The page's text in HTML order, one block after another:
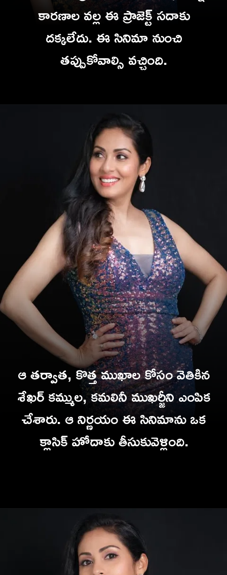
కారణాల వల్ల ఈ ప్రాజెక్ట్ సదాకు
దక్కలేదు. ఈ సినిమా నుంచి
ఆ తర్వాత, కొత్త ముఖాల కోసం వెతికిన
శేఖర్ కమ్ముల, కమలినీ ముఖర్జీని ఎంపిక
చేశారు. ఆ నిర్ణయం ఈ సినిమాను ఒక